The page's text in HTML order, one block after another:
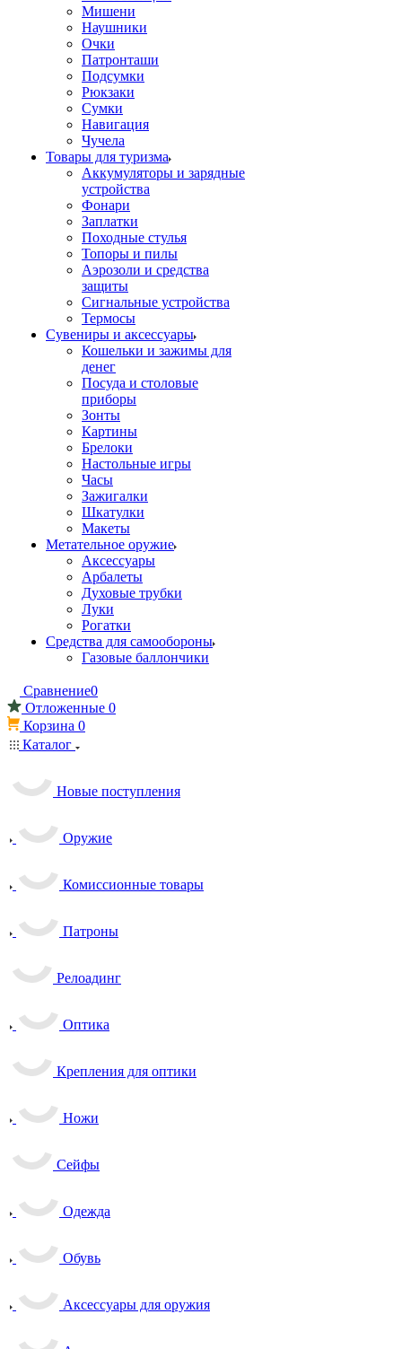
Мишени
Наушники
Очки
Патронташи
Подсумки
Рюкзаки
Сумки
Навигация
Чучела
Товары для туризма
Аккумуляторы и зарядные
устройства
Фонари
Заплатки
Походные стулья
Топоры и пилы
Аэрозоли и средства
защиты
Сигнальные устройства
Термосы
Сувениры и аксессуары
Кошельки и зажимы для
денег
Посуда и столовые
приборы
Зонты
Картины
Брелоки
Настольные игры
Часы
Зажигалки
Шкатулки
Макеты
Метательное оружие
Аксессуары
Арбалеты
Духовые трубки
Луки
Рогатки
Средства для самообороны
Газовые баллончики
Сравнение0
Отложенные 0
Корзина 0
Каталог
Новые поступления
Оружие
Комиссионные товары
Патроны
Релоадинг
Оптика
Крепления для оптики
Ножи
Сейфы
Одежда
Обувь
Аксессуары для оружия